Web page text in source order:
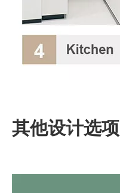
其他设计选项